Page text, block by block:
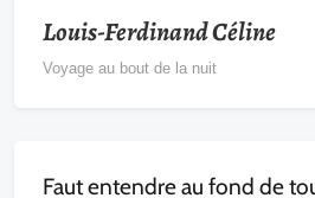
Louis-Ferdinand Céline
Voyage au bout de la nuit
Faut entendre au fond de